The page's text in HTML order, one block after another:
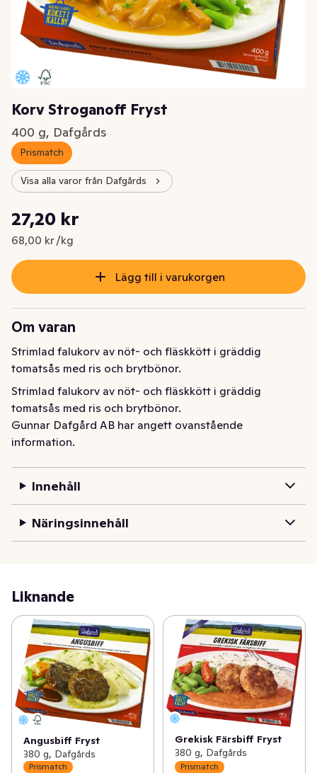
Korv Stroganoff Fryst
400 g, Dafgårds
Prismatch
Visa alla varor från Dafgårds
Nuvarande pris är: 27,20 kr
27,20 kr
68,00 kr /kg
Styckpris: 68,00 kr /kg
Lägg till i varukorgen
Om varan
Strimlad falukorv av nöt- och fläskkött i gräddig
tomatsås med ris och brytbönor.
Strimlad falukorv av nöt- och fläskkött i gräddig
tomatsås med ris och brytbönor.
Gunnar Dafgård AB har angett ovanstående
information.
Innehåll
Näringsinnehåll
Liknande
Angusbiff Fryst
380 g, Dafgårds
Prismatch
Grekisk Färsbiff Fryst
380 g, Dafgårds
Prismatch